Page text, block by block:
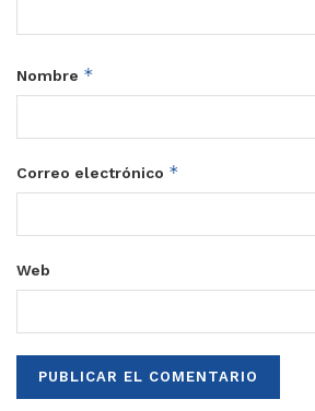
Nombre *
Correo electrónico *
Web